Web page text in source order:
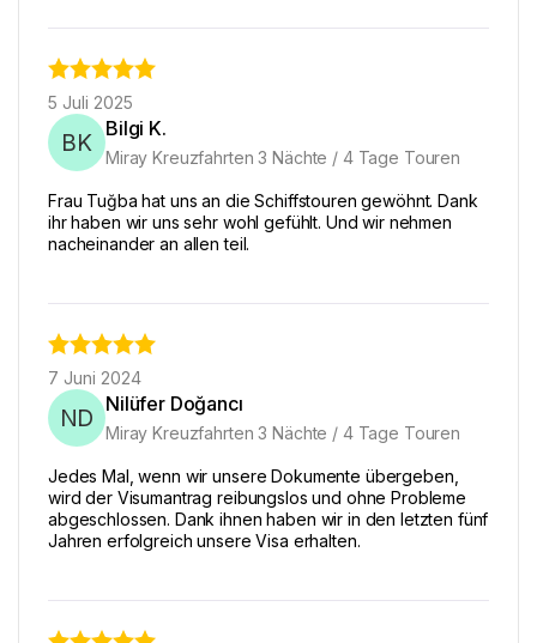
5 Juli 2025
BK
Bilgi K.
Miray Kreuzfahrten 3 Nächte / 4 Tage Touren
Frau Tuğba hat uns an die Schiffstouren gewöhnt. Dank
ihr haben wir uns sehr wohl gefühlt. Und wir nehmen
nacheinander an allen teil.
7 Juni 2024
ND
Nilüfer Doğancı
Miray Kreuzfahrten 3 Nächte / 4 Tage Touren
Jedes Mal, wenn wir unsere Dokumente übergeben,
wird der Visumantrag reibungslos und ohne Probleme
abgeschlossen. Dank ihnen haben wir in den letzten fünf
Jahren erfolgreich unsere Visa erhalten.